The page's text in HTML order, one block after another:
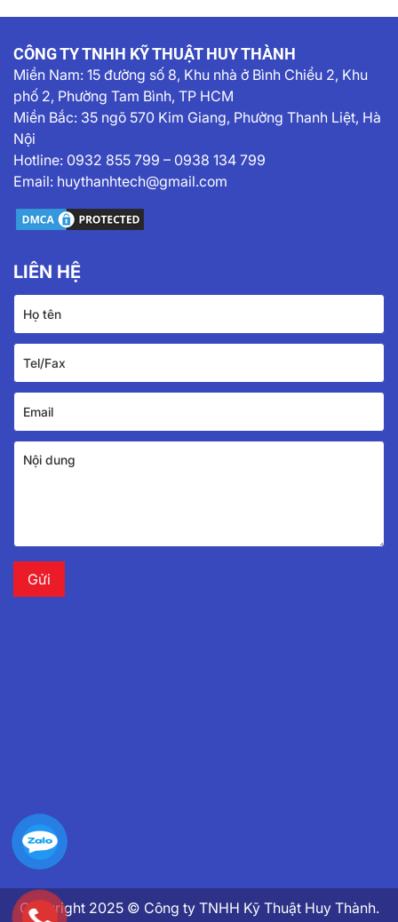
CÔNG TY TNHH KỸ THUẬT HUY THÀNH
Miền Nam: 15 đường số 8, Khu nhà ở Bình Chiểu 2, Khu
phố 2, Phường Tam Bình, TP HCM
Miền Bắc: 35 ngõ 570 Kim Giang, Phường Thanh Liệt, Hà
Nội
Hotline: 0932 855 799 – 0938 134 799
Email: huythanhtech@gmail.com
LIÊN HỆ
Copyright 2025 © Công ty TNHH Kỹ Thuật Huy Thành.